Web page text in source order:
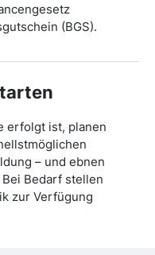
(BGS).
erfolgt ist, planen
– und ebnen
Bedarf stellen
zur Verfügung